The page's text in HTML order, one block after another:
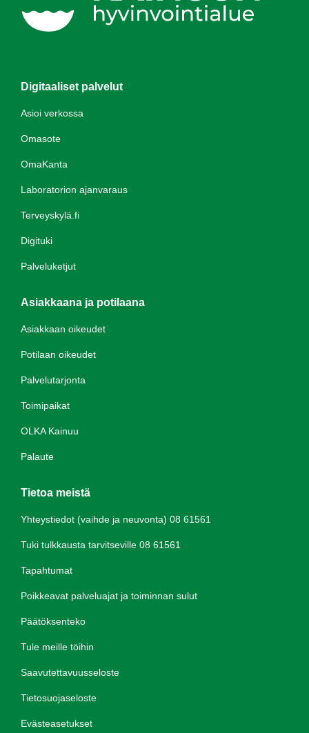
Digitaaliset palvelut
Asioi verkossa
Omasote
OmaKanta
Laboratorion ajanvaraus
Terveyskylä.fi
Digituki
Palveluketjut
Asiakkaana ja potilaana
Asiakkaan oikeudet
Potilaan oikeudet
Palvelutarjonta
Toimipaikat
OLKA Kainuu
Palaute
Tietoa meistä
Yhteystiedot (vaihde ja neuvonta) 08 61561
Tuki tulkkausta tarvitseville 08 61561
Tapahtumat
Poikkeavat palveluajat ja toiminnan sulut
Päätöksenteko
Tule meille töihin
Saavutettavuusseloste
Tietosuojaseloste
Evästeasetukset